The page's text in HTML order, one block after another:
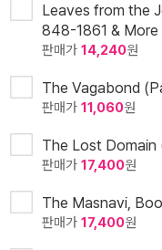
Leaves from the
848-1861 &
판매가 14,240원
The Vagabond
판매가 11,060원
The Lost Domain
판매가 17,400원
The Masnavi,
판매가 17,400원